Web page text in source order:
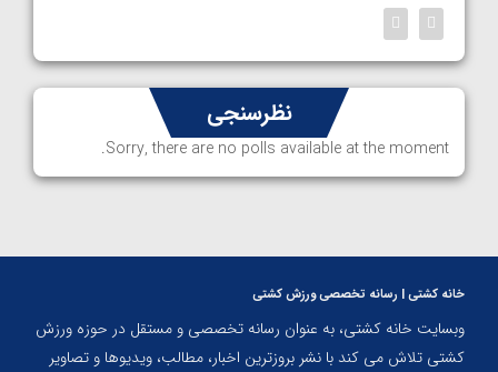
نظرسنجی
Sorry, there are no polls available at the moment.
خانه کشتی | رسانه تخصصی ورزش کشتی
وبسایت خانه کشتی، به عنوان رسانه تخصصی و مستقل در حوزه ورزش
کشتی تلاش می کند با نشر بروزترین اخبار، مطالب، ویدیوها و تصاویر